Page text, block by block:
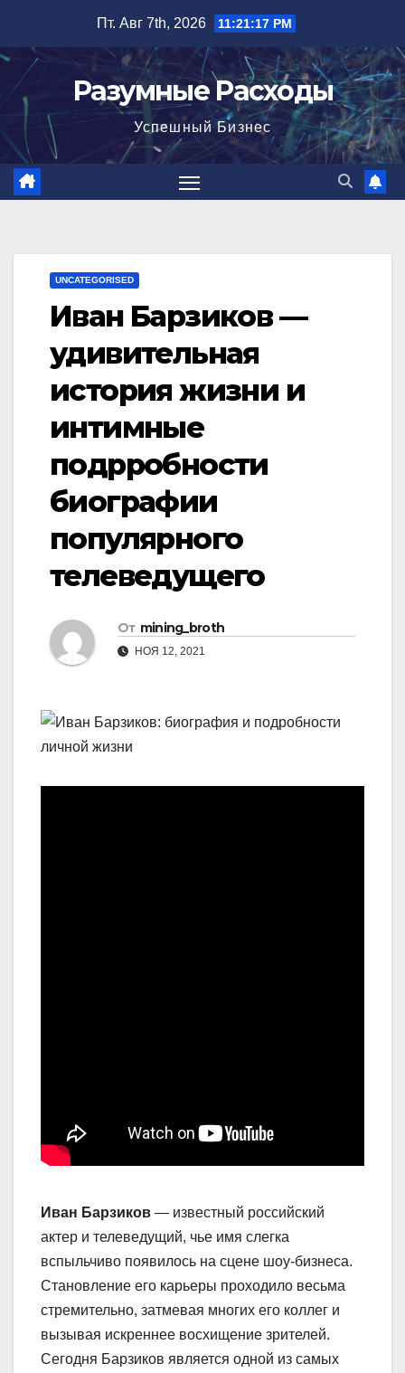
содержимому
Пт. Авг 7th, 2026 11:21:18 PM
Разумные Расходы
Успешный Бизнес
UNCATEGORISED
Иван Барзиков —
удивительная
история жизни и
интимные
подрробности
биографии
популярного
телеведущего
От mining_broth
НОЯ 12, 2021
Иван Барзиков — известный российский
актер и телеведущий, чье имя слегка
вспыльчиво появилось на сцене шоу-бизнеса.
Становление его карьеры проходило весьма
стремительно, затмевая многих его коллег и
вызывая искреннее восхищение зрителей.
Сегодня Барзиков является одной из самых